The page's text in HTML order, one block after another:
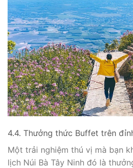
4.4. Thưởng thức Buffet trên
Một trải nghiệm thú vị mà bạn
lịch Núi Bà Tây Ninh đó là